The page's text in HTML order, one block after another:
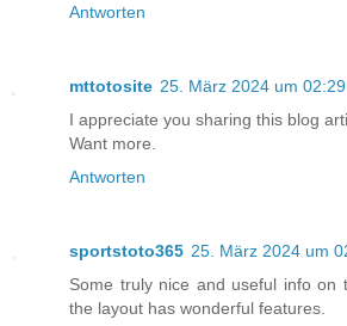
Antworten
mttotosite 25. März 2024 um 02:29
I appreciate you sharing this blog
Want more.
Antworten
sportstoto365 25. März 2024 um
Some truly nice and useful info on
the layout has wonderful features.